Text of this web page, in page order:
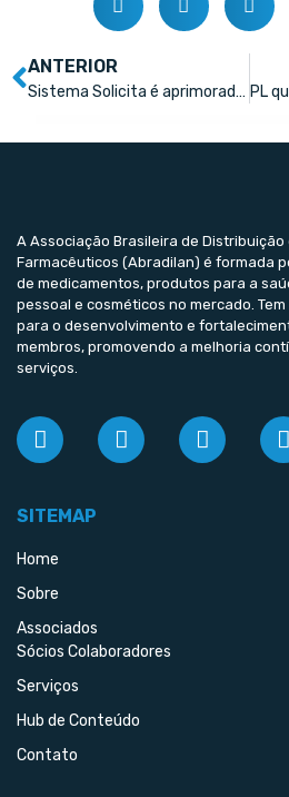
ANTERIOR
Sistema Solicita é aprimorado e agora pode receber arquivos maiores
A Associação Brasileira de
Farmacêuticos (Abradilan) é formada
de medicamentos, produtos para a
pessoal e cosméticos no mercado.
para o desenvolvimento e
membros, promovendo a melhoria
serviços.
SITEMAP
Home
Sobre
Associados
Sócios Colaboradores
Serviços
Hub de Conteúdo
Contato